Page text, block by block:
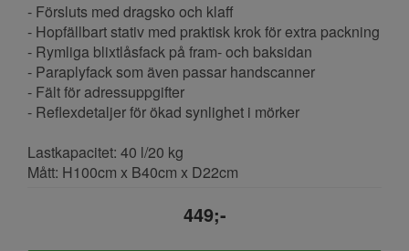
- Försluts med dragsko och klaff
- Hopfällbart stativ med praktisk krok för extra packning
- Rymliga blixtlåsfack på fram- och baksidan
- Paraplyfack som även passar handscanner
- Fält för adressuppgifter
- Reflexdetaljer för ökad synlighet i mörker
Lastkapacitet: 40 l/20 kg
Mått: H100cm x B40cm x D22cm
449;-